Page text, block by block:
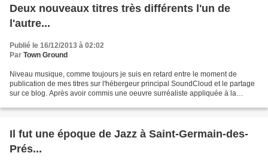
Deux nouveaux titres très différents l'un de
l'autre...
Publié le 16/12/2013 à 02:02
Par Town Ground
Niveau musique, comme toujours je suis en retard entre le moment de
publication de mes titres sur l'hébergeur principal SoundCloud et le partage
sur ce blog. Après avoir commis une oeuvre surréaliste appliquée à la
Il fut une époque de Jazz à Saint-Germain-des-
Prés...